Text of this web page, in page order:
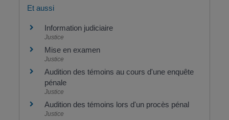
Et aussi
Information judiciaire
Justice
Mise en examen
Justice
Audition des témoins au cours d'une enquête
pénale
Justice
Audition des témoins lors d'un procès pénal
Justice